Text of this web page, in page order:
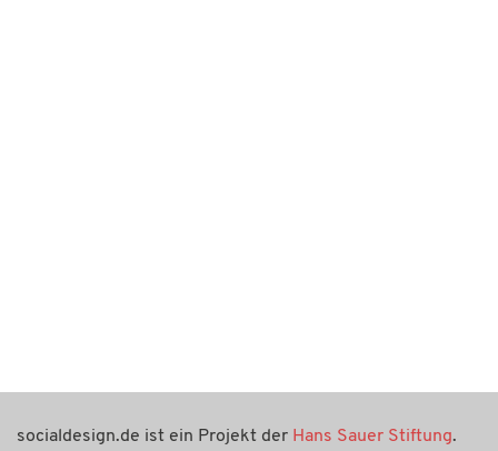
socialdesign.de ist ein Projekt der Hans Sauer Stiftung.